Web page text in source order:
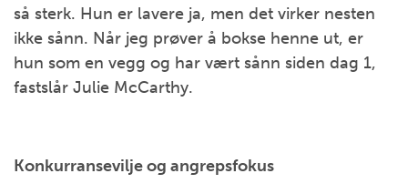
så sterk. Hun er lavere ja, men det virker nesten
ikke sånn. Når jeg prøver å bokse henne ut, er
hun som en vegg og har vært sånn siden dag 1,
fastslår Julie McCarthy.
Konkurransevilje og angrepsfokus